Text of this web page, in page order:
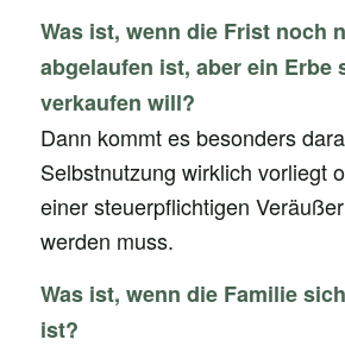
Was ist, wenn die Frist noch
abgelaufen ist, aber ein Erbe
verkaufen will?
Dann kommt es besonders
Selbstnutzung wirklich vorliegt
einer steuerpflichtigen
werden muss.
Was ist, wenn die Familie
ist?